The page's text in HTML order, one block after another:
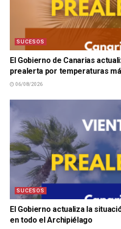
SUCESOS
El Gobierno de Canarias
prealerta por temperaturas
06/08/2026
SUCESOS
El Gobierno actualiza la
en todo el Archipiélago